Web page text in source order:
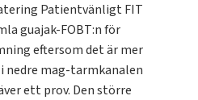
Patientvänligt FIT
guajak-FOBT:n för
eftersom det är mer
nedre mag-tarmkanalen
ett prov. Den större